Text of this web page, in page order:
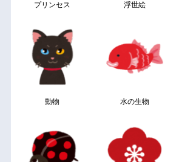
プリンセス 浮世絵
動物 水の生物